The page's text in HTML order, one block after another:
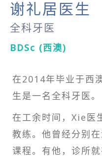
谢礼居医生
全科牙医
BDSc (西澳)
在2014年毕业于西
生是一名全科牙医。
在工余时间，Xie医
教练。他曾经分别
课程。有他，诊所